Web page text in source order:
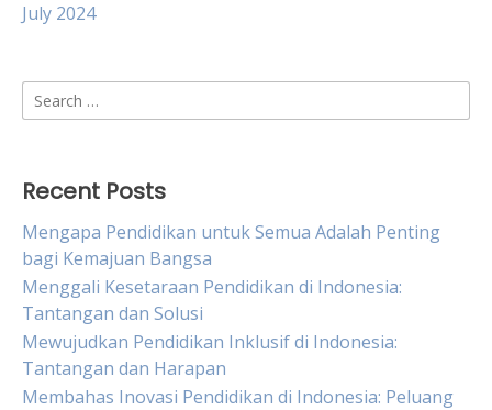
July 2024
Search
for:
Recent Posts
Mengapa Pendidikan untuk Semua Adalah Penting
bagi Kemajuan Bangsa
Menggali Kesetaraan Pendidikan di Indonesia:
Tantangan dan Solusi
Mewujudkan Pendidikan Inklusif di Indonesia:
Tantangan dan Harapan
Membahas Inovasi Pendidikan di Indonesia: Peluang